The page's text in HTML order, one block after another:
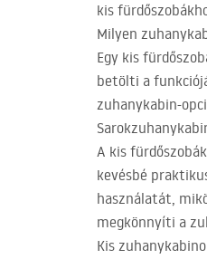
kis
Milyen
Egy kis
betölti a
zuhanykabin-
A kis
kevésbé
használatát,
megkönnyíti a
Kis